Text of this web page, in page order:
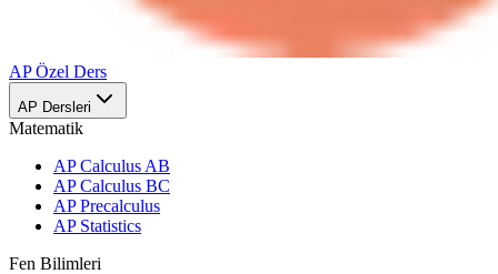
AP Özel Ders
AP Dersleri
Matematik
AP Calculus AB
AP Calculus BC
AP Precalculus
AP Statistics
Fen Bilimleri